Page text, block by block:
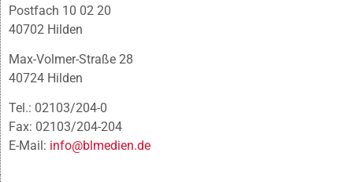
Postfach 10 02 20
40702 Hilden
Max-Volmer-Straße 28
40724 Hilden
Tel.: 02103/204-0
Fax: 02103/204-204
E-Mail: info@blmedien.de